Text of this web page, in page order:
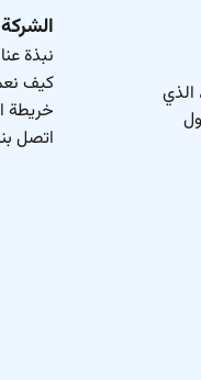
الذي
الشركة
نبذة عنا
كيف
خريطة
اتصل